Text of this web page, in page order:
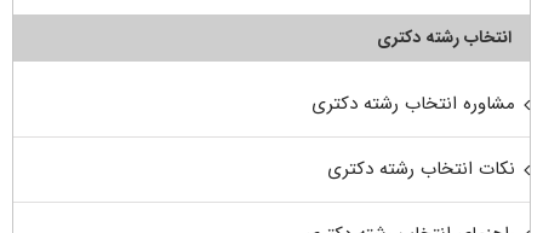
انتخاب رشته دکتری
مشاوره انتخاب رشته دکتری
نکات انتخاب رشته دکتری